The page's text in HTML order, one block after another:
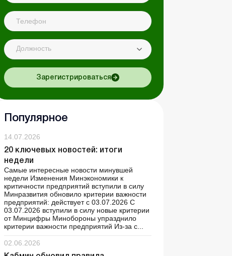
Должность
Зарегистрироваться
Популярное
14.07.2026
20 ключевых новостей: итоги
недели
Самые интересные новости минувшей
недели Изменения Минэкономики к
критичности предприятий вступили в силу
Минразвития обновило критерии важности
предприятий: действует с 03.07.2026 С
03.07.2026 вступили в силу новые критерии
от Минцифры Минобороны упразднило
критерии важности предприятий Из-за с...
02.06.2026